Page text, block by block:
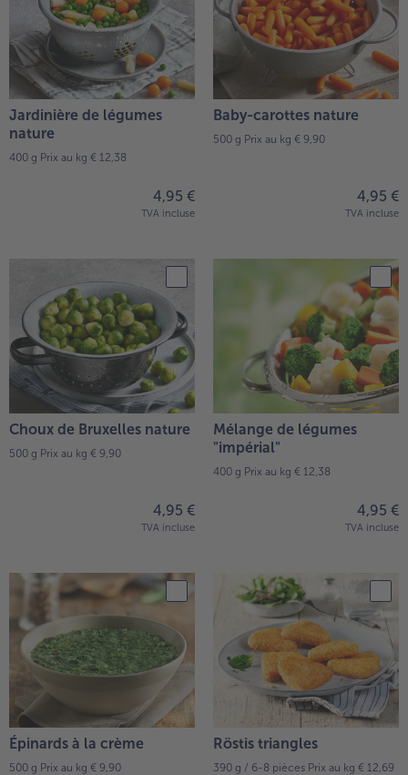
Jardinière de légumes
nature
400 g Prix au kg € 12,38
4,95 €
TVA incluse
Baby-carottes nature
500 g Prix au kg € 9,90
4,95 €
TVA incluse
Choux de Bruxelles nature
500 g Prix au kg € 9,90
4,95 €
TVA incluse
Mélange de légumes
"impérial"
400 g Prix au kg € 12,38
4,95 €
TVA incluse
Épinards à la crème
500 g Prix au kg € 9,90
Röstis triangles
390 g / 6-8 pièces Prix au kg € 12,69